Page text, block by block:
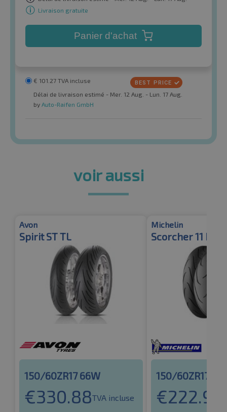
Livraison gratuite
Panier d'achat
€ 101.27 TVA incluse
Délai de livraison estimé - Mer. 12 Aug. - Lun. 17 Aug.
by Auto-Raifen GmbH
voir aussi
Avon
Spirit ST TL
150/60ZR17 66W
€330.88TVA incluse
Michelin
Scorcher 11 Rear
150/60ZR17
€222.98